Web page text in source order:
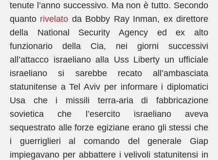
tenute l’anno successivo. Ma non è tutto. Secondo
quanto rivelato da Bobby Ray Inman, ex direttore
della National Security Agency ed ex alto
funzionario della Cia, nei giorni successivi
all’attacco israeliano alla Uss Liberty un ufficiale
israeliano si sarebbe recato all’ambasciata
statunitense a Tel Aviv per informare i diplomatici
Usa che i missili terra-aria di fabbricazione
sovietica che l’esercito israeliano aveva
sequestrato alle forze egiziane erano gli stessi che
i guerriglieri al comando del generale Giap
impiegavano per abbattere i velivoli statunitensi in